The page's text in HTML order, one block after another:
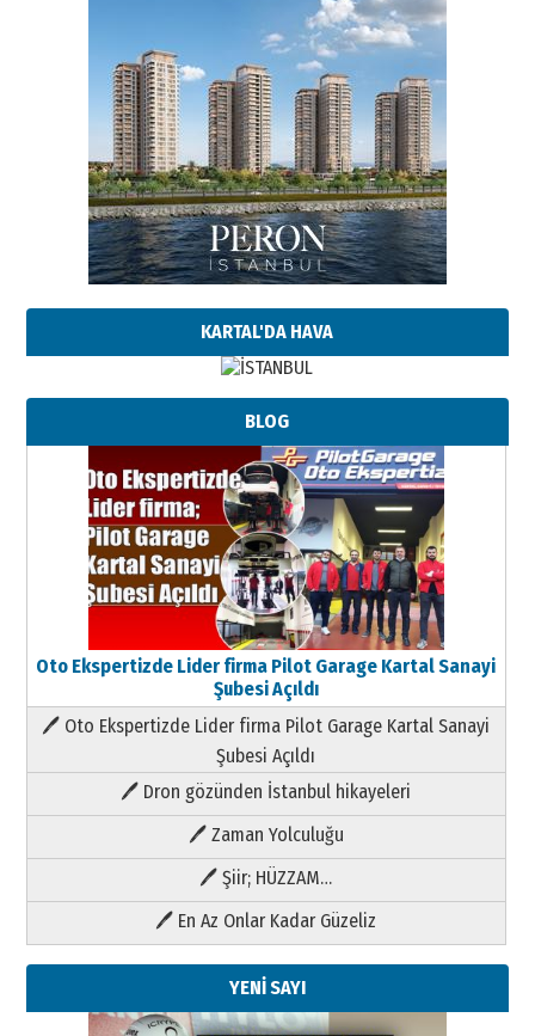
KARTAL'DA HAVA
BLOG
Oto Ekspertizde Lider firma Pilot Garage Kartal Sanayi
Şubesi Açıldı
🖊 Oto Ekspertizde Lider firma Pilot Garage Kartal Sanayi
Şubesi Açıldı
🖊 Dron gözünden İstanbul hikayeleri
🖊 Zaman Yolculuğu
🖊 Şiir; HÜZZAM…
🖊 En Az Onlar Kadar Güzeliz
YENİ SAYI